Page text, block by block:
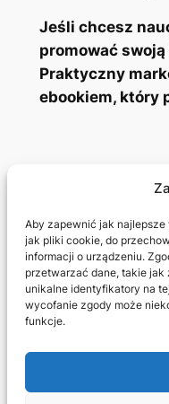
Aby zapewnić jak
jak pliki cookie, do
informacji o urządzeniu.
przetwarzać dane, takie
unikalne identyfikatory na
wycofanie zgody może
funkcje.
Jeśli chcesz
promować
Praktyczny
ebookiem, który
Adam Jagłowski
Marketing Freelancer
Projekty